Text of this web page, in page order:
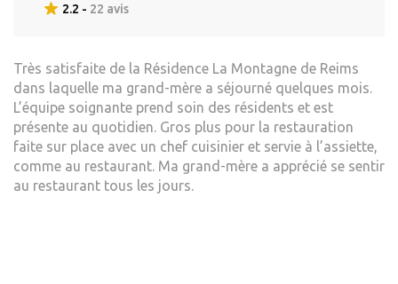
2.2 - 22 avis
Très satisfaite de la Résidence La Montagne de Reims
dans laquelle ma grand-mère a séjourné quelques mois.
L’équipe soignante prend soin des résidents et est
présente au quotidien. Gros plus pour la restauration
faite sur place avec un chef cuisinier et servie à l’assiette,
comme au restaurant. Ma grand-mère a apprécié se sentir
au restaurant tous les jours.